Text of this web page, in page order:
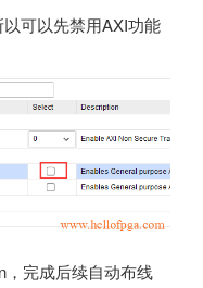
可以先禁用AXI功能
，完成后续自动布线